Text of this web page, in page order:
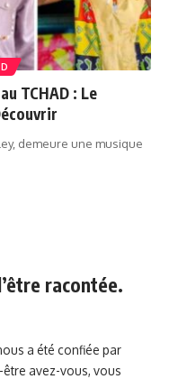
TCHAD : Le
demeure une musique
racontée.
a été confiée par
avez-vous, vous